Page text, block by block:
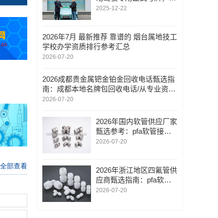
枢智能开启L3时代
2025-12-22
2026年7月 最新推荐 靠谱的 烟台属地技工
学校办学资质排行参考汇总
2026-07-20
2026成都贵金属钯金铂金回收电话甄选指
南：成都本地名牌包回收电话/从专业资质
到服务体验的行业参考
2026-07-20
2026年国内软管供应厂家
甄选参考：pfa软管接头/p
tfe聚四氟管/聚焦PTFE聚
2026-07-20
2026年浙江地区四氟管供
应商甄选指南：pfa软管
接头/ptfe聚四氟管/技术实
2026-07-20